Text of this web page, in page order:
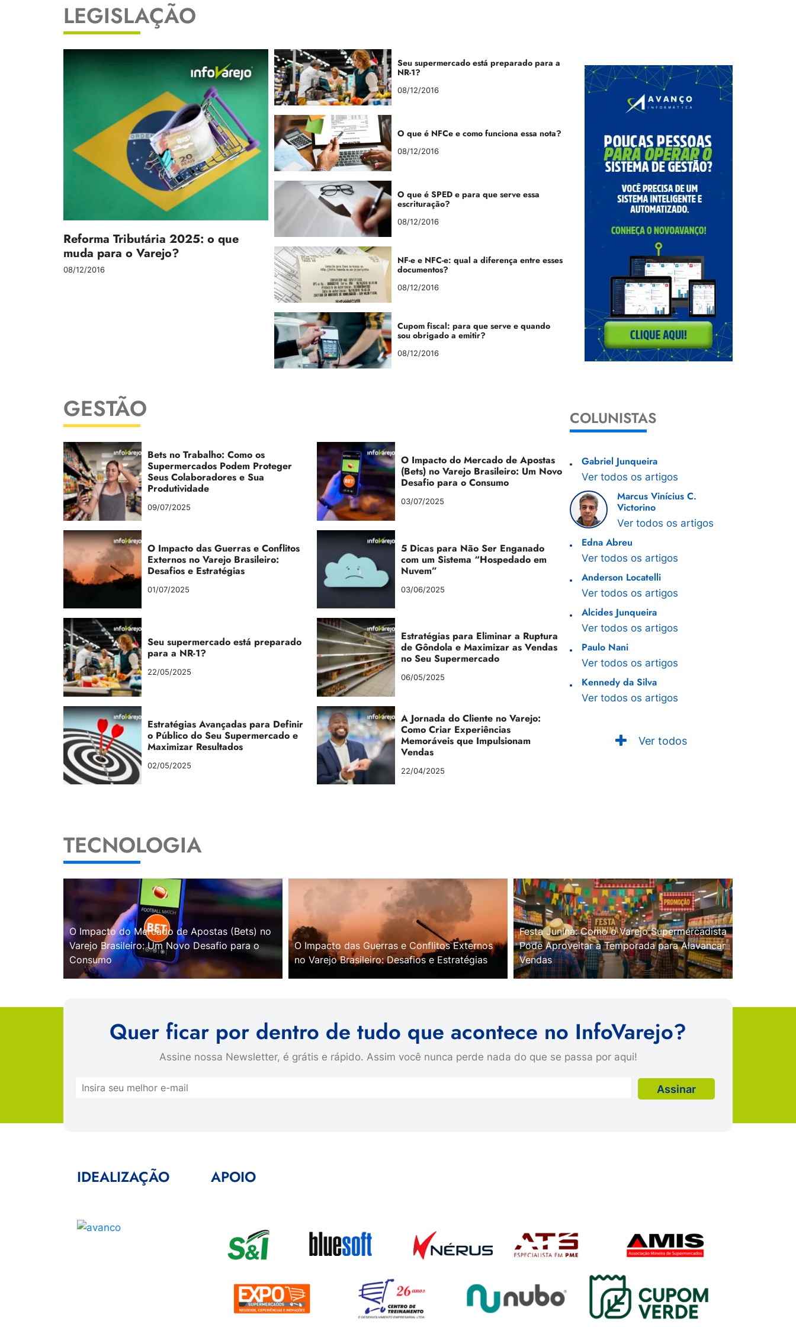
LEGISLAÇÃO
Reforma Tributária 2025: o que
muda para o Varejo?
08/12/2016
Seu supermercado está preparado para a
NR-1?
08/12/2016
O que é NFCe e como funciona essa nota?
08/12/2016
O que é SPED e para que serve essa
escrituração?
08/12/2016
NF-e e NFC-e: qual a diferença entre esses
documentos?
08/12/2016
Cupom fiscal: para que serve e quando
sou obrigado a emitir?
08/12/2016
GESTÃO
Bets no Trabalho: Como os
Supermercados Podem Proteger
Seus Colaboradores e Sua
Produtividade
09/07/2025
O Impacto do Mercado de Apostas
(Bets) no Varejo Brasileiro: Um Novo
Desafio para o Consumo
03/07/2025
O Impacto das Guerras e Conflitos
Externos no Varejo Brasileiro:
Desafios e Estratégias
01/07/2025
5 Dicas para Não Ser Enganado
com um Sistema “Hospedado em
Nuvem”
03/06/2025
Seu supermercado está preparado
para a NR-1?
22/05/2025
Estratégias para Eliminar a Ruptura
de Gôndola e Maximizar as Vendas
no Seu Supermercado
06/05/2025
Estratégias Avançadas para Definir
o Público do Seu Supermercado e
Maximizar Resultados
02/05/2025
A Jornada do Cliente no Varejo:
Como Criar Experiências
Memoráveis que Impulsionam
Vendas
22/04/2025
COLUNISTAS
Gabriel Junqueira
Ver todos os artigos
Marcus Vinícius C.
Victorino
Ver todos os artigos
Edna Abreu
Ver todos os artigos
Anderson Locatelli
Ver todos os artigos
Alcides Junqueira
Ver todos os artigos
Paulo Nani
Ver todos os artigos
Kennedy da Silva
Ver todos os artigos
Ver todos
TECNOLOGIA
O Impacto do Mercado de Apostas (Bets) no
Varejo Brasileiro: Um Novo Desafio para o
Consumo
O Impacto das Guerras e Conflitos Externos
no Varejo Brasileiro: Desafios e Estratégias
Festa Junina: Como o Varejo Supermercadista
Pode Aproveitar a Temporada para Alavancar
Vendas
Quer ficar por dentro de tudo que acontece no InfoVarejo?
Assine nossa Newsletter, é grátis e rápido. Assim você nunca perde nada do que se passa por aqui!
IDEALIZAÇÃO APOIO